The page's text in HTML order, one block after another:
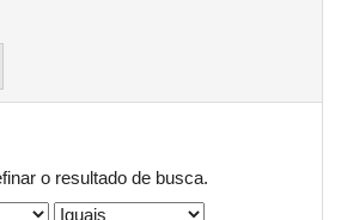
o resultado de busca.